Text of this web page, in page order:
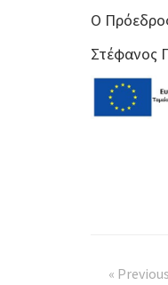
Ο
Στέφανος
«